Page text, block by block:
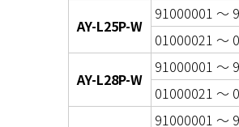
AY-L25P-W
91000001 ～
01000021 ～
AY-L28P-W
91000001 ～
01000021 ～
91000001 ～